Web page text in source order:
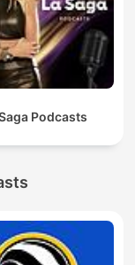
Podcasts